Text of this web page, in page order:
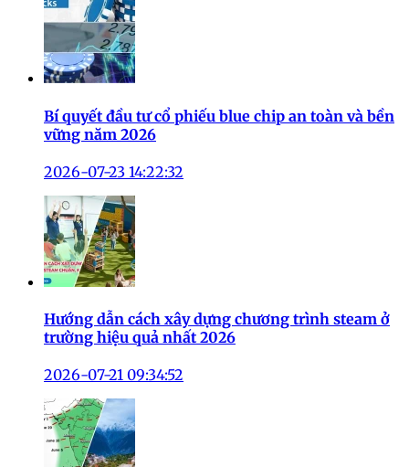
Bí quyết đầu tư cổ phiếu blue chip an toàn và bền
vững năm 2026
2026-07-23 14:22:32
Hướng dẫn cách xây dựng chương trình steam ở
trường hiệu quả nhất 2026
2026-07-21 09:34:52